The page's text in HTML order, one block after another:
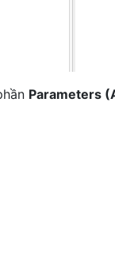
Parameters